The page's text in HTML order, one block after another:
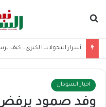
اخبار السودان
وفد صمود